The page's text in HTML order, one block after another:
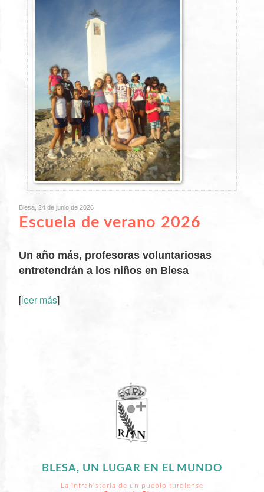
Blesa, 24 de junio de 2026
Escuela de verano 2026
Un año más, profesoras voluntariosas
entretendrán a los niños en Blesa
[leer más]
BLESA, UN LUGAR EN EL MUNDO
La intrahistoria de un pueblo turolense